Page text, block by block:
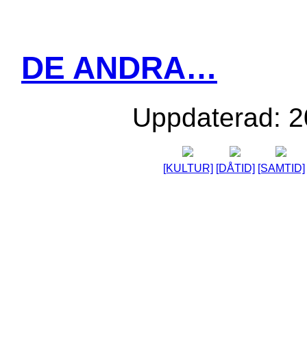
DE ANDRA…
Uppdaterad:
[KULTUR] [DÅTID] [SAMTID]